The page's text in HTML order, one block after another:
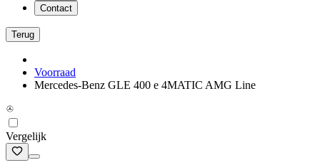
Contact
Terug
Voorraad
Mercedes-Benz GLE 400 e 4MATIC AMG Line
Vergelijk